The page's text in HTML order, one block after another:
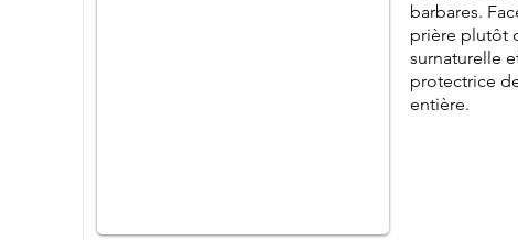
barbares.
prière plutôt
surnaturelle
protectrice
entière.